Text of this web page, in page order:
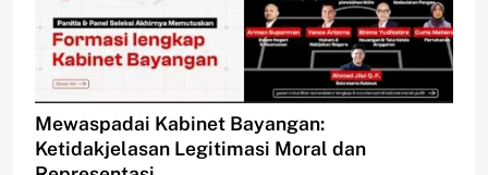
Mewaspadai Kabinet Bayangan:
Ketidakjelasan Legitimasi Moral dan